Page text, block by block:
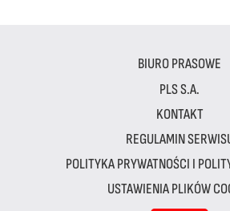
BIURO PRASOWE
PLS S.A.
KONTAKT
REGULAMIN
POLITYKA PRYWATNOŚCI I
USTAWIENIA PLIKÓW